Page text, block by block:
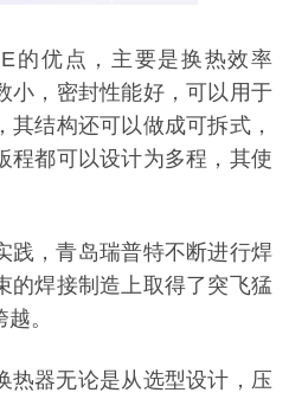
的优点，主要是换热效率
小，密封性能好，可以用于
结构还可以做成可拆式，
程都可以设计为多程，其使
践，青岛瑞普特不断进行焊
的焊接制造上取得了突飞猛
。
热器无论是从选型设计，压